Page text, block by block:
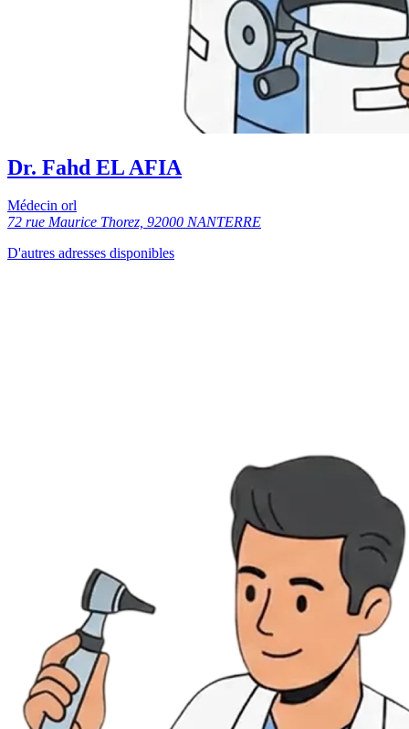
Dr. Fahd EL AFIA
Médecin orl
72 rue Maurice Thorez, 92000 NANTERRE
D'autres adresses disponibles